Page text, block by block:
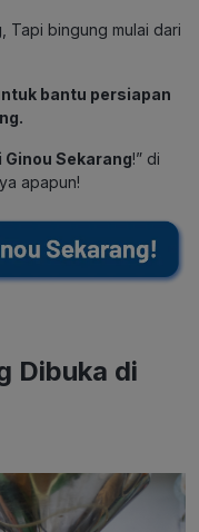
, Tapi bingung mulai dari
bantu persiapan
Sekarang!” di
apapun!
Dibuka di